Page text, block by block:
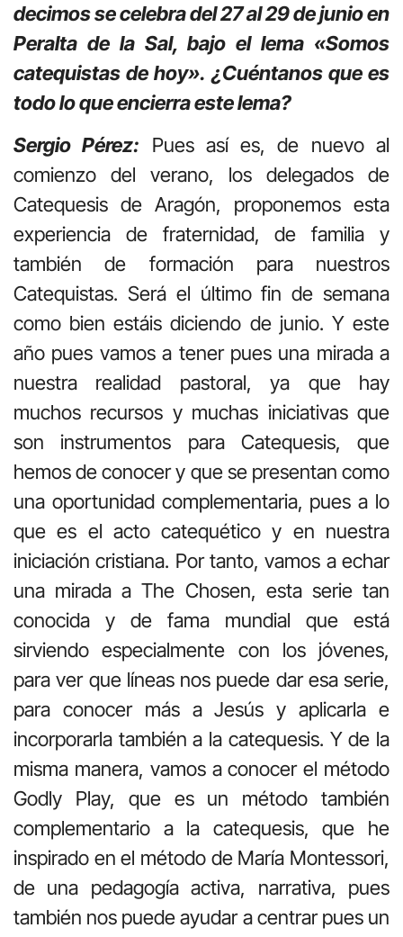
decimos se celebra del 27 al 29 de junio en
Peralta de la Sal, bajo el lema «Somos
catequistas de hoy». ¿Cuéntanos que es
todo lo que encierra este lema?
Sergio Pérez: Pues así es, de nuevo al
comienzo del verano, los delegados de
Catequesis de Aragón, proponemos esta
experiencia de fraternidad, de familia y
también de formación para nuestros
Catequistas. Será el último fin de semana
como bien estáis diciendo de junio. Y este
año pues vamos a tener pues una mirada a
nuestra realidad pastoral, ya que hay
muchos recursos y muchas iniciativas que
son instrumentos para Catequesis, que
hemos de conocer y que se presentan como
una oportunidad complementaria, pues a lo
que es el acto catequético y en nuestra
iniciación cristiana. Por tanto, vamos a echar
una mirada a The Chosen, esta serie tan
conocida y de fama mundial que está
sirviendo especialmente con los jóvenes,
para ver que líneas nos puede dar esa serie,
para conocer más a Jesús y aplicarla e
incorporarla también a la catequesis. Y de la
misma manera, vamos a conocer el método
Godly Play, que es un método también
complementario a la catequesis, que he
inspirado en el método de María Montessori,
de una pedagogía activa, narrativa, pues
también nos puede ayudar a centrar pues un